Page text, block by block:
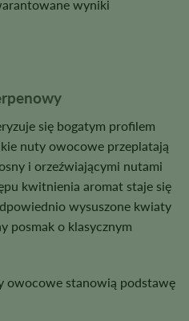
wyniki
się bogatym profilem
nuty owocowe przeplatają
i orzeźwiającymi nutami
kwitnienia aromat staje się
wysuszone kwiaty
posmak o klasycznym
owocowe stanowią podstawę